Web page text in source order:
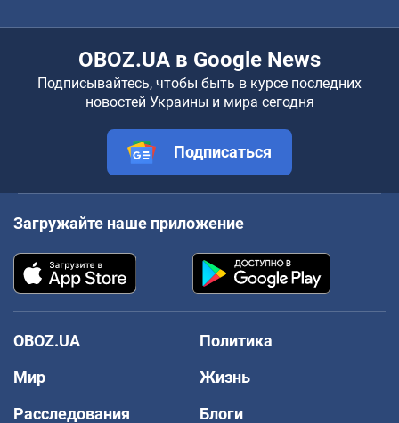
OBOZ.UA в Google News
Подписывайтесь, чтобы быть в курсе последних
новостей Украины и мира сегодня
Подписаться
Загружайте наше приложение
OBOZ.UA
Политика
Мир
Жизнь
Расследования
Блоги